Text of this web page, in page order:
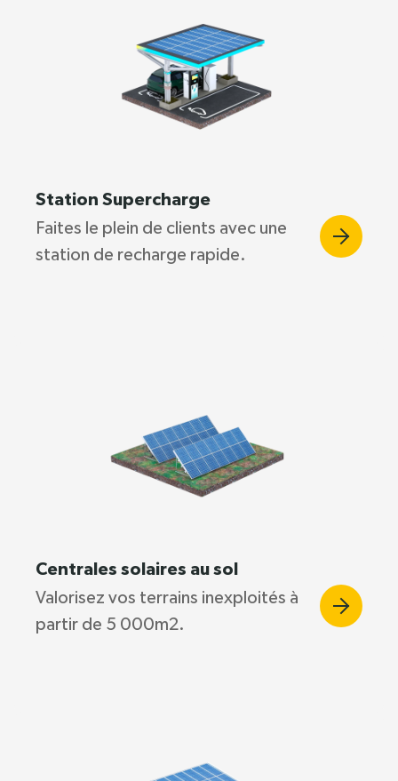
Station Supercharge
Faites le plein de clients avec une
station de recharge rapide.
Centrales solaires au sol
Valorisez vos terrains inexploités à
partir de 5 000m2.